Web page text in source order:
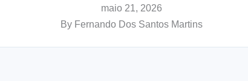
maio 21, 2026
ByFernando Dos Santos Martins